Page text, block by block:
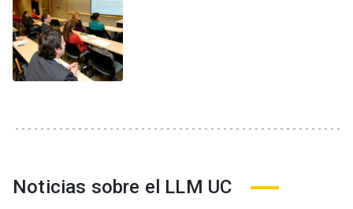
Noticias sobre el LLM UC